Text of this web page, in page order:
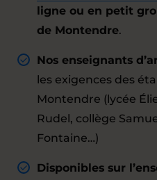
ligne ou en petit
de Montendre.
Nos enseignants
les exigences des
Montendre (lycée
Rudel, collège
Fontaine…)
Disponibles sur